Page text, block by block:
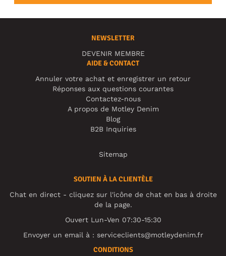
NEWSLETTER
DEVENIR MEMBRE
AIDE & CONTACT
Annuler votre achat et enregistrer un retour
Réponses aux questions courantes
Contactez-nous
A propos de Motley Denim
Blog
B2B Inquiries
Sitemap
SOUTIEN À LA CLIENTÈLE
Chat en direct - cliquez sur l'icône de chat en bas à droite
de la page.
Ouvert Lun-Ven 07:30-15:30
Envoyer un email à : serviceclients@motleydenim.fr
CONDITIONS